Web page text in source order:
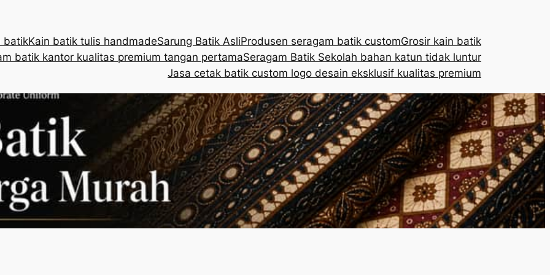
batikKain batik tulis handmadeSarung Batik AsliProdusen seragam batik customGrosir kain batik
batik kantor kualitas premium tangan pertamaSeragam Batik Sekolah bahan katun tidak luntur
Jasa cetak batik custom logo desain eksklusif kualitas premium